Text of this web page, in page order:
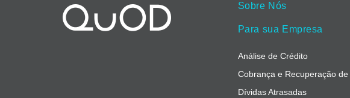
Sobre Nós
Para sua Empresa
Análise de Crédito
Cobrança e Recuperação de
Dívidas Atrasadas